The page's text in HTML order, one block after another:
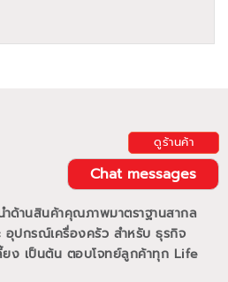
ดูร้านค้า
Chat messages
ด้านสินค้าคุณภาพมาตราฐานสากล
อุปกรณ์เครื่องครัว สำหรับ ธุรกิจ
ยง เป็นต้น ตอบโจทย์ลูกค้าทุก Life